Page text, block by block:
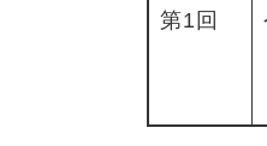
第1回